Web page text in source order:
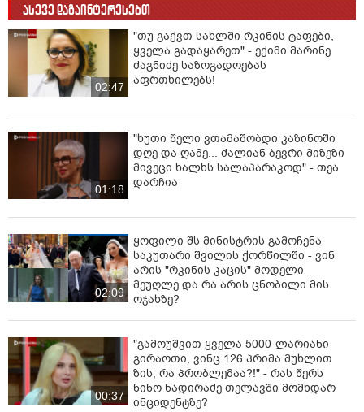
ასევე დაგაინტერესებთ
02:47
"თუ გაქვთ სახლში რკინის ტაფები,
ყველა გადაყარეთ" - ექიმი მარინე
ძაგნიძე საზოგადოებას
აფრთხილებს!
01:18
"ხუთი წელი ვთამაშობდი კაზინოში
დღე და ღამე... ძალიან ბევრი მიზეზი
მივეცი ხალხს სალაპარაკოდ" - თეა
დარჩია
02:09
ყოფილი შს მინისტრის გამოჩენა
საკუთარი შვილის ქორწილში - ვინ
არის "რკინის კაცის" მოდელი
მეუღლე და რა არის ცნობილი მის
ოჯახზე?
00:37
"გამოუშვით ყველა 5000-ლარიანი
გირაოთი, ვინც 126 პრიმა მუხლით
ზის, რა პრობლემაა?!" - რას წერს
ნინო ნადირაძე თელავში მომხდარ
ინციდენტზე?